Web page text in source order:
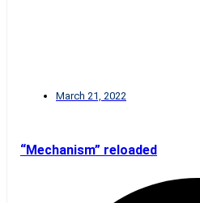
March 21, 2022
“Mechanism” reloaded